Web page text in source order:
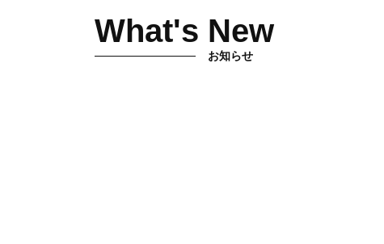
What's New
お知らせ